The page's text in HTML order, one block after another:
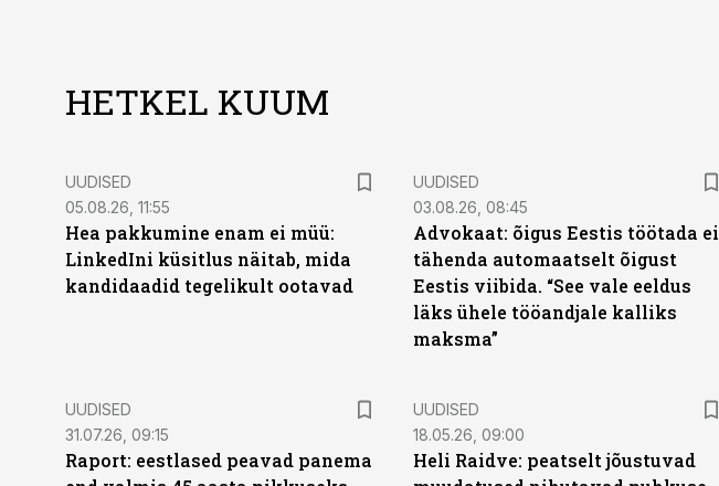
HETKEL KUUM
UUDISED
05.08.26, 11:55
Hea pakkumine enam ei müü:
LinkedIni küsitlus näitab, mida
kandidaadid tegelikult ootavad
UUDISED
03.08.26, 08:45
Advokaat: õigus Eestis töötada ei
tähenda automaatselt õigust
Eestis viibida. “See vale eeldus
läks ühele tööandjale kalliks
maksma”
UUDISED
31.07.26, 09:15
Raport: eestlased peavad panema
UUDISED
18.05.26, 09:00
Heli Raidve: peatselt jõustuvad